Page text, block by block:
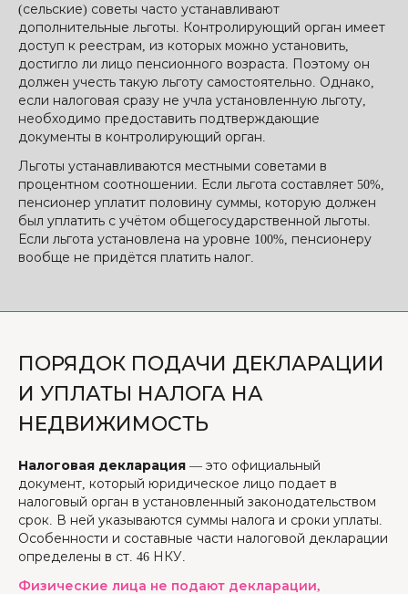
(сельские) советы часто устанавливают
дополнительные льготы. Контролирующий орган имеет
доступ к реестрам, из которых можно установить,
достигло ли лицо пенсионного возраста. Поэтому он
должен учесть такую льготу самостоятельно. Однако,
если налоговая сразу не учла установленную льготу,
необходимо предоставить подтверждающие
документы в контролирующий орган.
Льготы устанавливаются местными советами в
процентном соотношении. Если льгота составляет 50%,
пенсионер уплатит половину суммы, которую должен
был уплатить с учётом общегосударственной льготы.
Если льгота установлена на уровне 100%, пенсионеру
вообще не придётся платить налог.
ПОРЯДОК ПОДАЧИ ДЕКЛАРАЦИИ
И УПЛАТЫ НАЛОГА НА
НЕДВИЖИМОСТЬ
Налоговая декларация — это официальный
документ, который юридическое лицо подает в
налоговый орган в установленный законодательством
срок. В ней указываются суммы налога и сроки уплаты.
Особенности и составные части налоговой декларации
определены в ст. 46 НКУ.
Физические лица не подают декларации,